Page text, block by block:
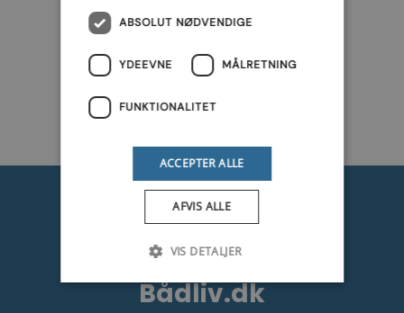
Bådliv.dk
ABSOLUT NØDVENDIGE
YDEEVNE MÅLRETNING
FUNKTIONALITET
ACCEPTER ALLE
AFVIS ALLE
VIS DETALJER